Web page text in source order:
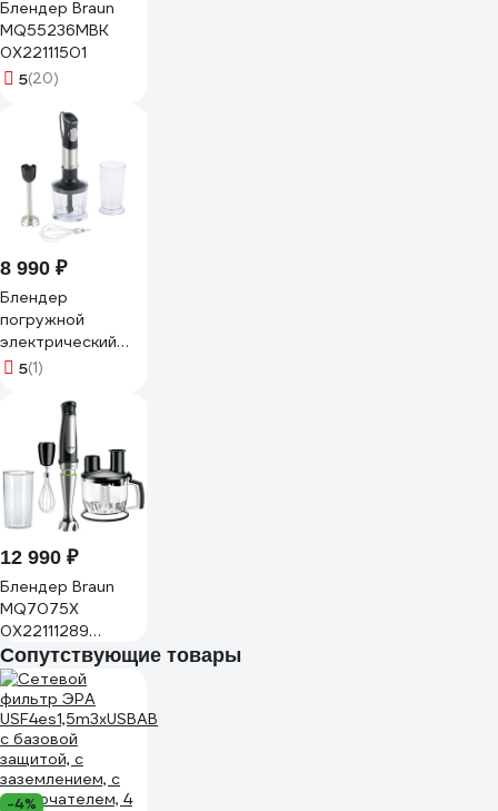
Блендер Braun
MQ55236MBK
0X22111501
5(20)
8 990 ₽
Блендер
погружной
электрический
GIPFEL Chef 1000
5(1)
12 990 ₽
Блендер Braun
MQ7075X
0X22111289
0X22111563
Сопутствующие товары
-4%